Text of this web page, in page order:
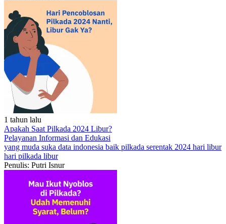
1 tahun lalu
Apakah Saat Pilkada 2024 Libur?
Pelayanan Informasi dan Edukasi
yang muda suka data indonesia baik pilkada serentak 2024 hari libur
hari pilkada libur
Penulis: Putri Isnur